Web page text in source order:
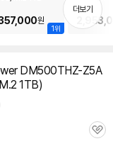
기
1위
원
더보기
DM500THZ-Z5A
1TB)
관